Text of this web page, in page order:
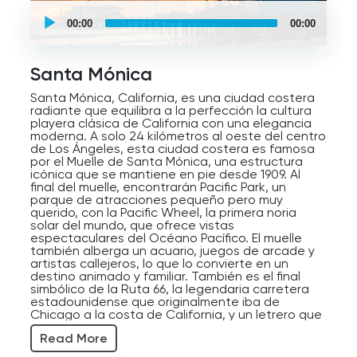
como para turistas.
Una curiosa leyenda local habla de los llamados
antiguas rutas de los canales, ahora enterradas,
emiten extraños ecos o "voces" del pasado,
aunque lo más probable es que sea solo el
movimiento del agua subterránea o una leyenda
urbana. Venice Beach también ha aparecido en
innumerables películas, series de televisión y
vídeos musicales, ayudando a cimentar su
reputación como la mezcla cultural californiana
definitiva de garra, glamour, arte y libertad
bañada por el sol.
UCPlaces
self
guided
Player
00:00 00:00
Santa Mónica
Santa Mónica, California, es una ciudad costera
radiante que equilibra a la perfección la cultura
playera clásica de California con una elegancia
moderna. A solo 24 kilómetros al oeste del centro
de Los Ángeles, esta ciudad costera es famosa
por el Muelle de Santa Mónica, una estructura
icónica que se mantiene en pie desde 1909. Al
final del muelle, encontrarán Pacific Park, un
parque de atracciones pequeño pero muy
querido, con la Pacific Wheel, la primera noria
solar del mundo, que ofrece vistas
espectaculares del Océano Pacífico. El muelle
también alberga un acuario, juegos de arcade y
artistas callejeros, lo que lo convierte en un
destino animado y familiar. También es el final
simbólico de la Ruta 66, la legendaria carretera
estadounidense que originalmente iba de
Chicago a la costa de California, y un letrero que
conmemora este hecho atrae a viajeros de todo
el mundo.
Read More